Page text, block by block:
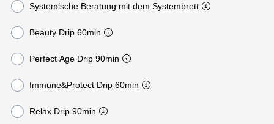
Systemische Beratung mit dem Systembrett
Beauty Drip 60min
Perfect Age Drip 90min
Immune&Protect Drip 60min
Relax Drip 90min